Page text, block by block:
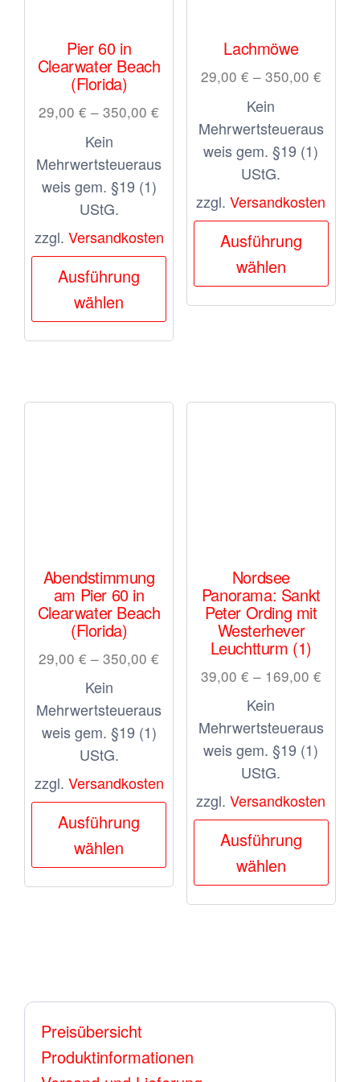
Pier 60 in
Clearwater Beach
(Florida)
29,00€ –350,00€
Kein
Mehrwertsteueraus
weis gem. §19 (1)
UStG.
zzgl. Versandkosten
Ausführung
wählen
Dieses
Produkt
weist
mehrere
werden
Lachmöwe
29,00 € – 350,00 €
Kein
Mehrwertsteueraus
weis gem. §19 (1)
UStG.
zzgl.Versandkosten
Ausführung
wählen
Abendstimmung
am Pier 60 in
Clearwater Beach
(Florida)
29,00€ –350,00€
Kein
Mehrwertsteueraus
weis gem. §19 (1)
UStG.
zzgl. Versandkosten
Ausführung
wählen
Dieses
weist
mehrere
Varianten
der
Nordsee
Panorama: Sankt
Peter Ording mit
Westerhever
Leuchtturm (1)
39,00 € – 169,00 €
Kein
Mehrwertsteueraus
weis gem. §19 (1)
UStG.
zzgl.Versandkosten
Ausführung
wählen
Preisübersicht
Produktinformationen